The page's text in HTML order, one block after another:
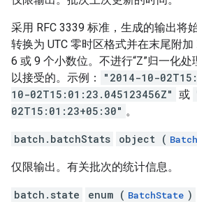
采用 RFC 3339 标准，生成的输出将
转换为 UTC 零时区格式并在末尾附加
6 或 9 个小数位。不进行“Z”归一化
以接受的。示例：
"2014-10-
10-02T15:01:23.045123456Z" 或
02T15:01:23+05:30" 。
batch.batchStats object (
仅限输出。有关批次的统计信息。
batch.state enum ( BatchState )